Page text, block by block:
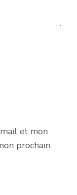
et mon
prochain